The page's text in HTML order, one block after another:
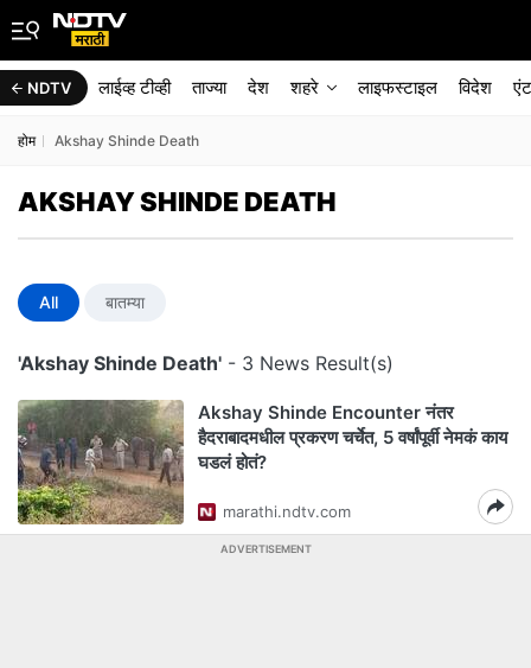
NDTV लाईव्ह टीव्ही ताज्या देश शहरे लाइफस्टाइल विदेश
होम Akshay Shinde Death
AKSHAY SHINDE DEATH
All बातम्या
'Akshay Shinde Death' - 3 News Result(s)
Akshay Shinde Encounter नंतर
हैदराबादमधील प्रकरण चर्चेत, 5 वर्षांपूर्वी नेमकं काय
घडलं होतं?
marathi.ndtv.com
ADVERTISEMENT